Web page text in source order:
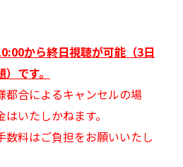
から終日視聴が可能（3日
です。
合によるキャンセルの場
はいたしかねます。
料はご負担をお願いいたし